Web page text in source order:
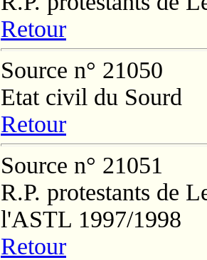
Retour
Source n° 21050
Etat civil du Sourd
Retour
Source n° 21051
R.P. protestants de
l'ASTL 1997/1998
Retour